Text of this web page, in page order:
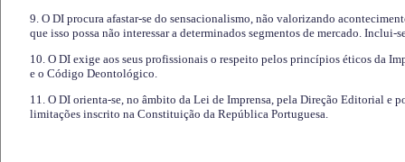
9. O DI procura afastar-se do sensacionalismo, não valorizando
que isso possa não interessar a determinados segmentos de mercado.
10. O DI exige aos seus profissionais o respeito pelos princípios éticos da
e o Código Deontológico.
11. O DI orienta-se, no âmbito da Lei de Imprensa, pela Direção Editorial e
limitações inscrito na Constituição da República Portuguesa.